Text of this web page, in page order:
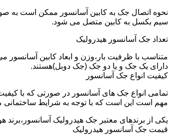
نحوه اتصال جک به کابین آسانسور ممکن است به
سیم بکسل به کابین متصل می شود.
تعداد جک آسانسور هیدرولیک
متناسب با ظرفیت بار،وزن و ابعاد کابین
دارای یک جک و یا دو جک (جک دوبل)هستند.
کیفیت انواع جک آسانسور
تمامی انواع جک های آسانسور در صورتی که با
مهم است این است که با توجه به شرایط
یکی از برندهای معتبر جک هیدرولیک
قیمت جک آسانسور هیدرولیک